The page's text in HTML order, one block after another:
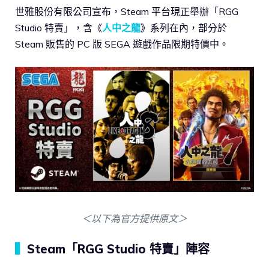
世雅股份有限公司宣布，Steam 平台現正舉辦「RGG
Studio 特賣」，含《人中之龍》系列在內，部分於
Steam 販售的 PC 版 SEGA 遊戲作品限期特價中。
＜以下為官方提供原文＞
Steam「RGG Studio 特賣」陣容